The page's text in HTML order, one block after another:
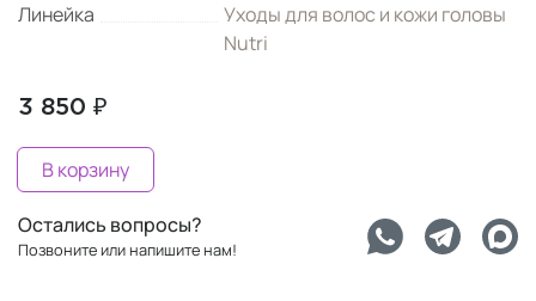
Линейка
Уходы для волос и кожи головы
Nutri
3 850 ₽
В корзину
Остались вопросы?
Позвоните или напишите нам!